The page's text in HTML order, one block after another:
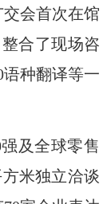
会首次在馆
合了现场咨
种翻译等一
及全球零售
米独立洽谈